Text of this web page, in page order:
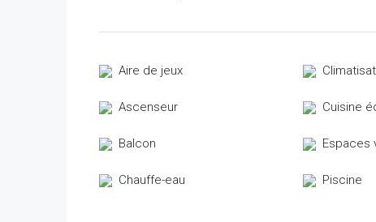
Aire de jeux
Ascenseur
Balcon
Chauffe-eau
Cuisine
Espaces
Piscine